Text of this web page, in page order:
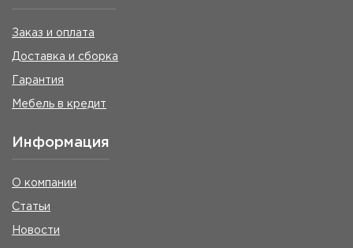
Заказ и оплата
Доставка и сборка
Гарантия
Мебель в кредит
Информация
О компании
Статьи
Новости